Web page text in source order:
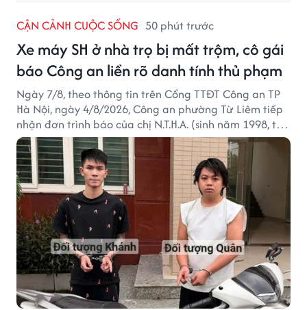
CẬN CẢNH CUỘC SỐNG 50 phút trước
Xe máy SH ở nhà trọ bị mất trộm, cô gái
báo Công an liền rõ danh tính thủ phạm
Ngày 7/8, theo thông tin trên Cổng TTĐT Công an TP
Hà Nội, ngày 4/8/2026, Công an phường Từ Liêm tiếp
nhận đơn trình báo của chị N.T.H.A. (sinh năm 1998, trú
tại phường Từ Liêm) về việc bị kẻ gian lấy trộm chiếc
xe mô tô Honda SH 125i, tại khu nhà trọ nơi đang sinh
sống.